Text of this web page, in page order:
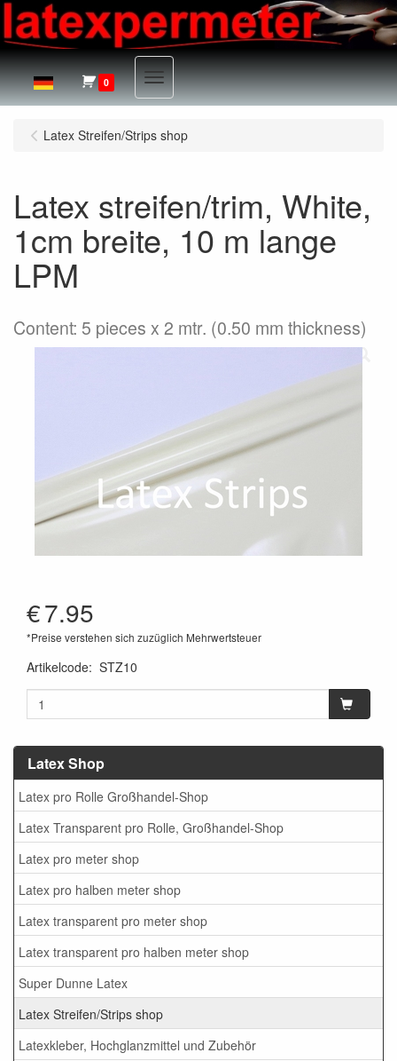
0 Menu
Latex Shop
Latex pro Rolle Großhandel-Shop
Latex Transparent pro Rolle, Großhandel-Shop
Latex pro meter shop
Latex pro halben meter shop
Latex transparent pro meter shop
Latex transparent pro halben meter shop
Super Dunne Latex
Latex Streifen/Strips shop
Latexkleber, Hochglanzmittel und Zubehör
Latex Streifen/Strips shop
Latex streifen/trim, White,
1cm breite, 10 m lange
LPM
Content: 5 pieces x 2 mtr. (0.50 mm thickness)
€7.95
*Preise verstehen sich zuzüglich Mehrwertsteuer
Artikelcode: STZ10